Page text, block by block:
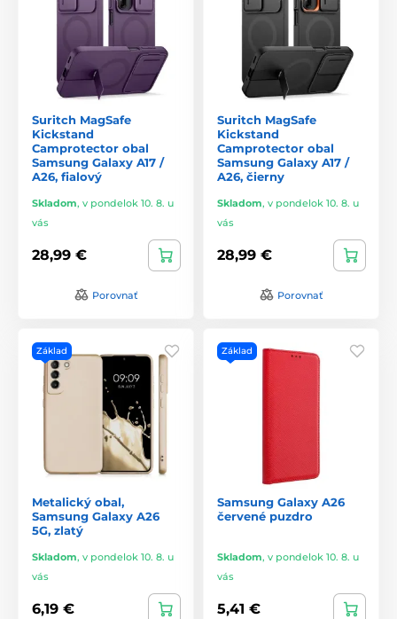
Suritch MagSafe
Kickstand
Camprotector obal
Samsung Galaxy A17 /
A26, fialový
Skladom, v pondelok 10. 8. u
vás
28,99 €
Porovnať
Suritch MagSafe
Kickstand
Camprotector obal
Samsung Galaxy A17 /
A26, čierny
Skladom, v pondelok 10. 8. u
vás
28,99 €
Porovnať
Základ
Metalický obal,
Samsung Galaxy A26
5G, zlatý
Skladom, v pondelok 10. 8. u
vás
6,19 €
Základ
Samsung Galaxy A26
červené puzdro
Skladom, v pondelok 10. 8. u
vás
5,41 €